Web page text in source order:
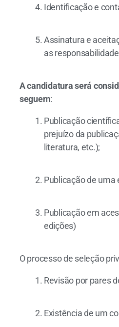
Identificação e
Assinatura e
as
A candidatura será
seguem:
Publicação
prejuízo da
literatura, etc.);
Publicação de uma
Publicação em
edições)
O processo de seleção
Revisão por pares
Existência de um